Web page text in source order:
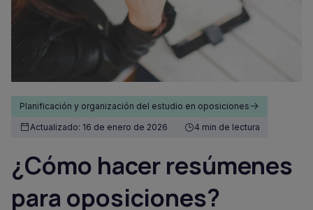
Planificación y organización del estudio en oposiciones
Actualizado: 16 de enero de 2026
4 min de lectura
¿Cómo hacer resúmenes
para oposiciones?